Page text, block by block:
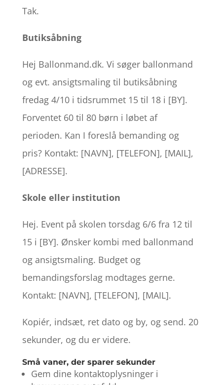
Tak.
Butiksåbning
Hej Ballonmand.dk. Vi søger ballonmand
og evt. ansigtsmaling til butiksåbning
fredag 4/10 i tidsrummet 15 til 18 i [BY].
Forventet 60 til 80 børn i løbet af
perioden. Kan I foreslå bemanding og
pris? Kontakt: [NAVN], [TELEFON], [MAIL],
[ADRESSE].
Skole eller institution
Hej. Event på skolen torsdag 6/6 fra 12 til
15 i [BY]. Ønsker kombi med ballonmand
og ansigtsmaling. Budget og
bemandingsforslag modtages gerne.
Kontakt: [NAVN], [TELEFON], [MAIL].
Kopiér, indsæt, ret dato og by, og send. 20
sekunder, og du er videre.
Små vaner, der sparer sekunder
Gem dine kontaktoplysninger i